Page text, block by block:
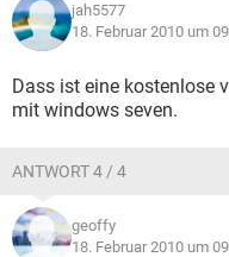
jah5577
18. Februar 2010 um
Dass ist eine kostenlose
mit windows seven.
ANTWORT 4 / 4
geoffy
18. Februar 2010 um